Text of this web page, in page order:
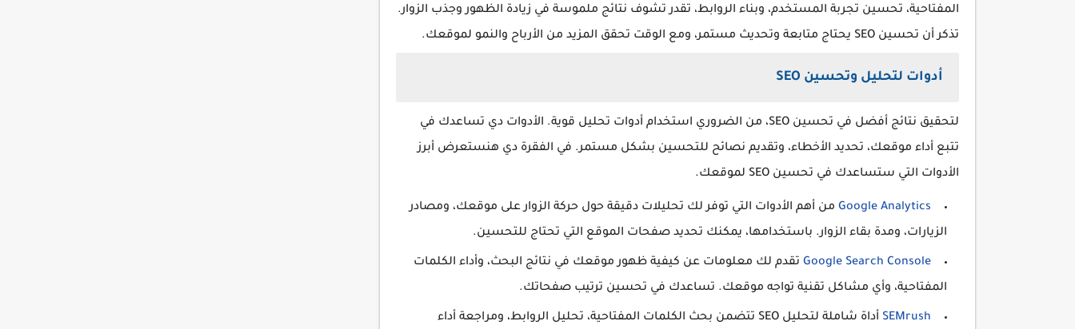
المفتاحية، تحسين تجربة المستخدم، وبناء الروابط، تقدر تشوف نتائج ملموسة في زيادة الظهور وجذب الزوار.
تذكر أن تحسين SEO يحتاج متابعة وتحديث مستمر، ومع الوقت تحقق المزيد من الأرباح والنمو لموقعك.
أدوات لتحليل وتحسين SEO
لتحقيق نتائج أفضل في تحسين SEO، من الضروري استخدام أدوات تحليل قوية. الأدوات دي تساعدك في
تتبع أداء موقعك، تحديد الأخطاء، وتقديم نصائح للتحسين بشكل مستمر. في الفقرة دي هنستعرض أبرز
الأدوات التي ستساعدك في تحسين SEO لموقعك.
Google Analytics من أهم الأدوات التي توفر لك تحليلات دقيقة حول حركة الزوار على موقعك، ومصادر
الزيارات، ومدة بقاء الزوار. باستخدامها، يمكنك تحديد صفحات الموقع التي تحتاج للتحسين.
Google Search Console تقدم لك معلومات عن كيفية ظهور موقعك في نتائج البحث، وأداء الكلمات
المفتاحية، وأي مشاكل تقنية تواجه موقعك. تساعدك في تحسين ترتيب صفحاتك.
SEMrush
أداة شاملة لتحليل SEO تتضمن بحث الكلمات المفتاحية، تحليل الروابط، ومراجعة أداء